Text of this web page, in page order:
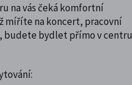
na vás čeká komfortní
míříte na koncert, pracovní
budete bydlet přímo v centru